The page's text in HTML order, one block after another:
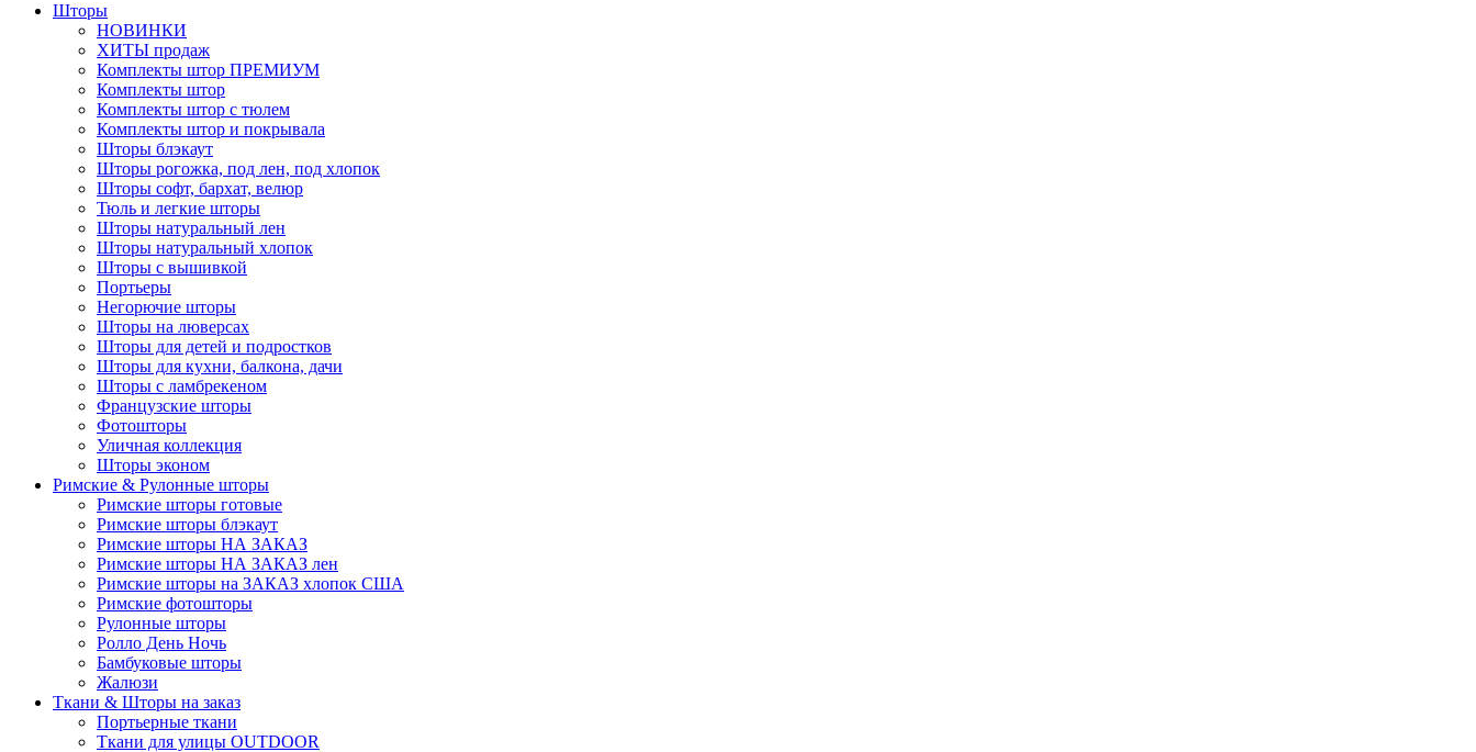
Шторы
НОВИНКИ
ХИТЫ продаж
Комплекты штор ПРЕМИУМ
Комплекты штор
Комплекты штор с тюлем
Комплекты штор и покрывала
Шторы блэкаут
Шторы рогожка, под лен, под хлопок
Шторы софт, бархат, велюр
Тюль и легкие шторы
Шторы натуральный лен
Шторы натуральный хлопок
Шторы с вышивкой
Портьеры
Негорючие шторы
Шторы на люверсах
Шторы для детей и подростков
Шторы для кухни, балкона, дачи
Шторы с ламбрекеном
Французские шторы
Фотошторы
Уличная коллекция
Шторы эконом
Римские & Рулонные шторы
Римские шторы готовые
Римские шторы блэкаут
Римские шторы НА ЗАКАЗ
Римские шторы НА ЗАКАЗ лен
Римские шторы на ЗАКАЗ хлопок США
Римские фотошторы
Рулонные шторы
Ролло День Ночь
Бамбуковые шторы
Жалюзи
Ткани & Шторы на заказ
Портьерные ткани
Ткани для улицы OUTDOOR